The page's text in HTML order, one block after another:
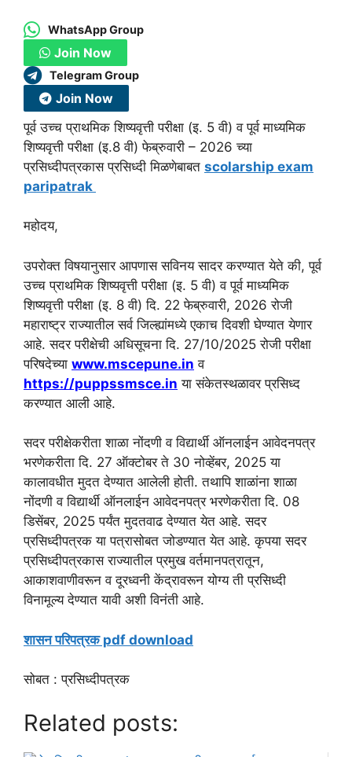
WhatsApp Group
Join Now
Telegram Group
Join Now
पूर्व उच्च प्राथमिक शिष्यवृत्ती परीक्षा (इ. 5 वी) व पूर्व माध्यमिक
शिष्यवृत्ती परीक्षा (इ.8 वी) फेब्रुवारी – 2026 च्या
प्रसिध्दीपत्रकास प्रसिध्दी मिळणेबाबत scolarship exam
paripatrak
महोदय,
उपरोक्त विषयानुसार आपणास सविनय सादर करण्यात येते की, पूर्व
उच्च प्राथमिक शिष्यवृत्ती परीक्षा (इ. 5 वी) व पूर्व माध्यमिक
शिष्यवृत्ती परीक्षा (इ. 8 वी) दि. 22 फेब्रुवारी, 2026 रोजी
महाराष्ट्र राज्यातील सर्व जिल्ह्यांमध्ये एकाच दिवशी घेण्यात येणार
आहे. सदर परीक्षेची अधिसूचना दि. 27/10/2025 रोजी परीक्षा
परिषदेच्या www.mscepune.in व
https://puppssmsce.in या संकेतस्थळावर प्रसिध्द
करण्यात आली आहे.
सदर परीक्षेकरीता शाळा नोंदणी व विद्यार्थी ऑनलाईन आवेदनपत्र
भरणेकरीता दि. 27 ऑक्टोबर ते 30 नोव्हेंबर, 2025 या
कालावधीत मुदत देण्यात आलेली होती. तथापि शाळांना शाळा
नोंदणी व विद्यार्थी ऑनलाईन आवेदनपत्र भरणेकरीता दि. 08
डिसेंबर, 2025 पर्यंत मुदतवाढ देण्यात येत आहे. सदर
प्रसिध्दीपत्रक या पत्रासोबत जोडण्यात येत आहे. कृपया सदर
प्रसिध्दीपत्रकास राज्यातील प्रमुख वर्तमानपत्रातून,
आकाशवाणीवरून व दूरध्वनी केंद्रावरून योग्य ती प्रसिध्दी
विनामूल्य देण्यात यावी अशी विनंती आहे.
शासन परिपत्रक pdf download
सोबत : प्रसिध्दीपत्रक
Related posts: